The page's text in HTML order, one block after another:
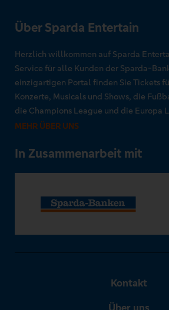
Über Sparda Entertain
Herzlich willkommen auf Sparda
Service für alle Kunden der Sparda-
einzigartigen Portal finden Sie Tickets
Konzerte, Musicals und Shows, die
die Champions League und die Europa
MEHR ÜBER UNS
In Zusammenarbeit mit
Kontakt